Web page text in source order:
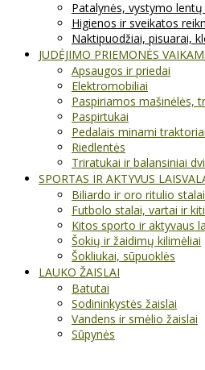
Patalynės, vystymo
Higienos ir sveikatos
Naktipuodžiai, pisuarai,
JUDĖJIMO PRIEMONĖS
Apsaugos ir priedai
Elektromobiliai
Paspiriamos mašinėlės,
Paspirtukai
Pedalais minami
Riedlentės
Triratukai ir balansiniai
SPORTAS IR AKTYVUS
Biliardo ir oro ritulio stalai
Futbolo stalai, vartai ir
Kitos sporto ir aktyvaus
Šokių ir žaidimų kilimėliai
Šokliukai, sūpuoklės
LAUKO ŽAISLAI
Batutai
Sodininkystės žaislai
Vandens ir smėlio žaislai
Sūpynės